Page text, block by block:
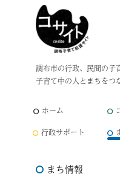
調布市の行政、民間の子
子育て中の人とまちをつ
ホーム
行政サポート
まち情報